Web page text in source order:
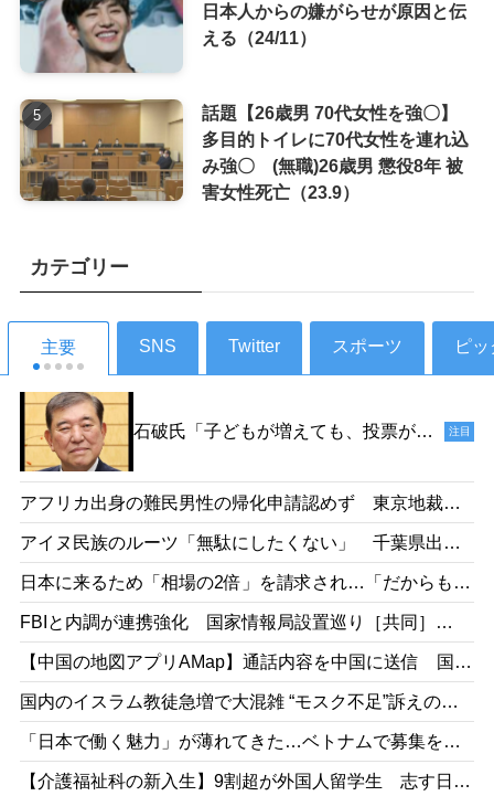
日本人からの嫌がらせが原因と伝
える（24/11）
話題【26歳男 70代女性を強〇】
多目的トイレに70代女性を連れ込
み強〇 (無職)26歳男 懲役8年 被
害女性死亡（23.9）
カテゴリー
主要 SNS Twitter スポーツ ピ
石破氏「子どもが増えても、投票がで
え。その時、私たちは政治家をやって
いないでしょう」［デイリー新潮］
25/1
注目
アフリカ出身の難民男性の帰化申請認めず 東京地裁
「日本語能力があったとは認めらない」［産経］26/05
アイヌ民族のルーツ「無駄にしたくない」 千葉県出
身・佐藤さんが平取高入学 差別受けた父の遺志受け継
ぐ［北海道新聞］26/05
日本に来るため「相場の2倍」を請求され…「だからもっ
と働きたい」 お惣菜工場で頑張るベトナム人女性の事
情［東京新聞］26/05
FBIと内調が連携強化 国家情報局設置巡り［共同］
26/05
【中国の地図アプリAMap】通話内容を中国に送信 国家
安全局がリスク指摘［台湾］26/05
国内のイスラム教徒急増で大混雑 “モスク不足”訴えの一
方で相次ぐ建設反対［テレ朝］26/04
「日本で働く魅力」が薄れてきた…ベトナムで募集をか
けても人が集まらず［東京新聞］26/05
【介護福祉科の新入生】9割超が外国人留学生 志す日本